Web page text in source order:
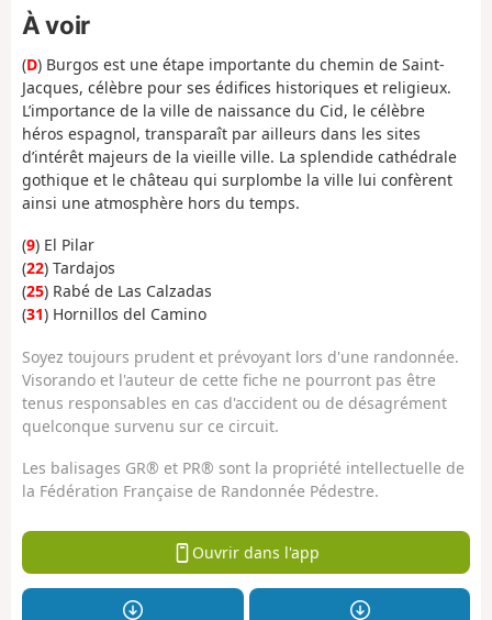
À voir
(D) Burgos est une étape importante du chemin de Saint-
Jacques, célèbre pour ses édifices historiques et religieux.
L’importance de la ville de naissance du Cid, le célèbre
héros espagnol, transparaît par ailleurs dans les sites
d’intérêt majeurs de la vieille ville. La splendide cathédrale
gothique et le château qui surplombe la ville lui confèrent
ainsi une atmosphère hors du temps.
(9) El Pilar
(22) Tardajos
(25) Rabé de Las Calzadas
(31) Hornillos del Camino
Soyez toujours prudent et prévoyant lors d'une randonnée.
Visorando et l'auteur de cette fiche ne pourront pas être
tenus responsables en cas d'accident ou de désagrément
quelconque survenu sur ce circuit.
Les balisages GR® et PR® sont la propriété intellectuelle de
la Fédération Française de Randonnée Pédestre.
Ouvrir dans l'app